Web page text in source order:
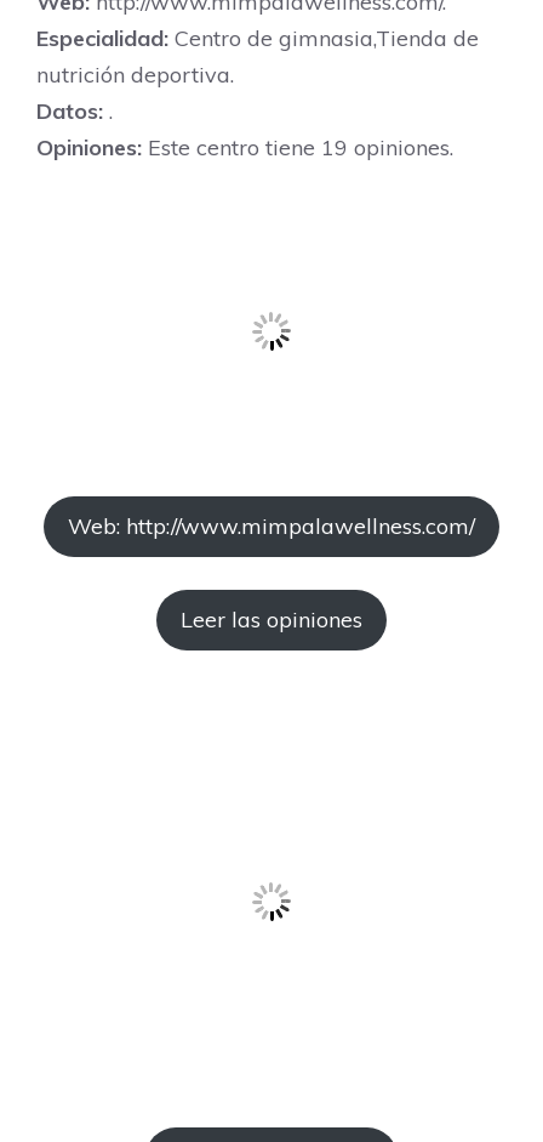
Especialidad: Centro de gimnasia,Tienda de
nutrición deportiva.
Datos: .
Opiniones: Este centro tiene 19 opiniones.
Web: http://www.mimpalawellness.com/
Leer las opiniones